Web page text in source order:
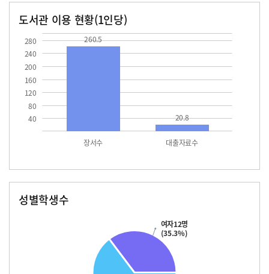
도서관 이용 현황(1인당)
40
80
120
160
200
240
280
장서수 대출자료수
260.5
20.8
성별학생수
여자12명
(35.3%)